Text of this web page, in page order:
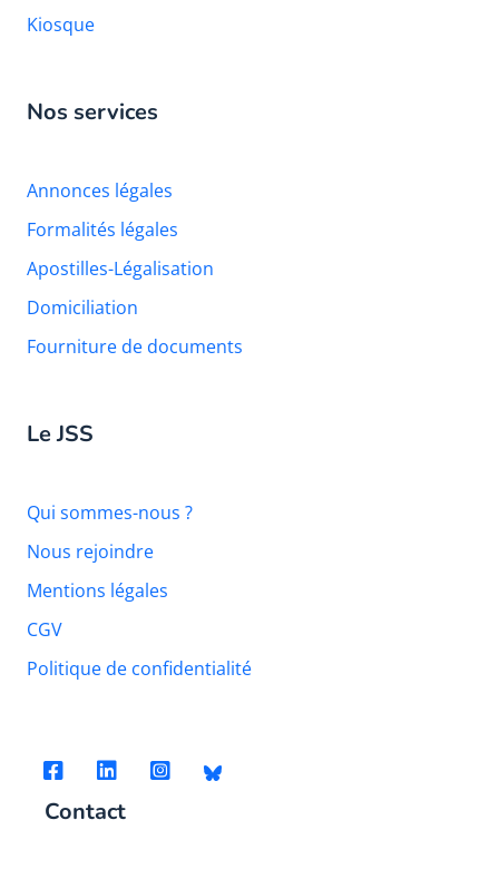
Kiosque
Nos services
Annonces légales
Formalités légales
Apostilles-Légalisation
Domiciliation
Fourniture de documents
Le JSS
Qui sommes-nous ?
Nous rejoindre
Mentions légales
CGV
Politique de confidentialité
Contact